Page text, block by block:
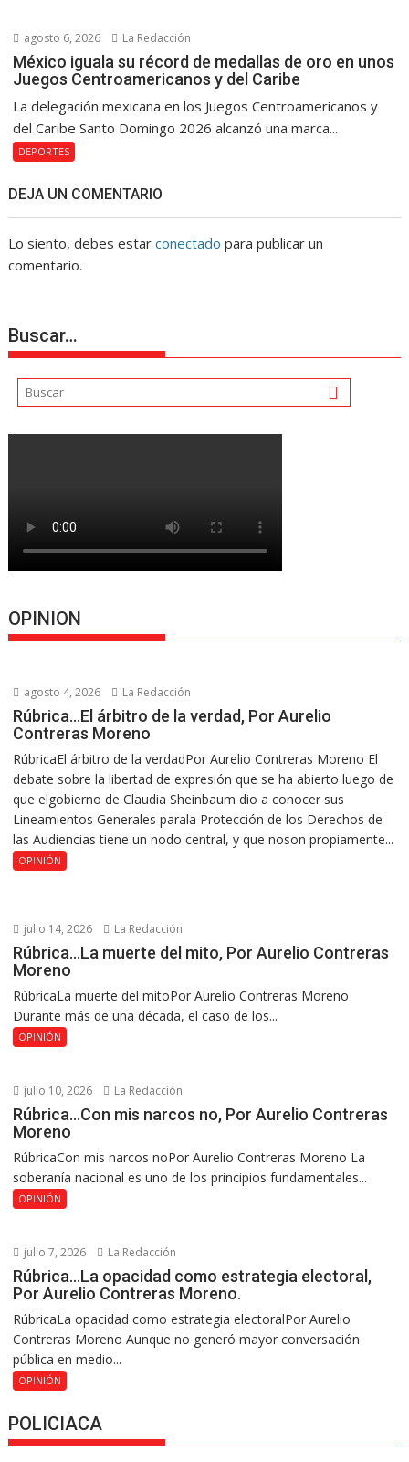
agosto 6, 2026 La Redacción
México iguala su récord de medallas de oro en unos
Juegos Centroamericanos y del Caribe
La delegación mexicana en los Juegos Centroamericanos y
del Caribe Santo Domingo 2026 alcanzó una marca...
DEPORTES
DEJA UN COMENTARIO
Lo siento, debes estarconectado para publicar un
comentario.
Buscar…
OPINION
agosto 4, 2026 La Redacción
Rúbrica…El árbitro de la verdad, Por Aurelio
Contreras Moreno
RúbricaEl árbitro de la verdadPor Aurelio Contreras Moreno El
debate sobre la libertad de expresión que se ha abierto luego de
que elgobierno de Claudia Sheinbaum dio a conocer sus
Lineamientos Generales parala Protección de los Derechos de
las Audiencias tiene un nodo central, y que noson propiamente...
OPINIÓN
julio 14, 2026 La Redacción
Rúbrica…La muerte del mito, Por Aurelio Contreras
Moreno
RúbricaLa muerte del mitoPor Aurelio Contreras Moreno
Durante más de una década, el caso de los...
OPINIÓN
julio 10, 2026 La Redacción
Rúbrica…Con mis narcos no, Por Aurelio Contreras
Moreno
RúbricaCon mis narcos noPor Aurelio Contreras Moreno La
soberanía nacional es uno de los principios fundamentales...
OPINIÓN
julio 7, 2026 La Redacción
Rúbrica…La opacidad como estrategia electoral,
Por Aurelio Contreras Moreno.
RúbricaLa opacidad como estrategia electoralPor Aurelio
Contreras Moreno Aunque no generó mayor conversación
pública en medio...
OPINIÓN
POLICIACA